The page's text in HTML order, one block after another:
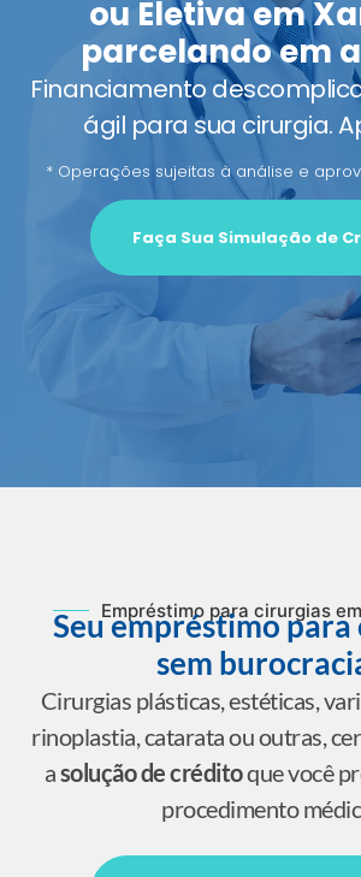
ou Eletiva em
parcelando em
Financiamento
ágil para sua cirurgia.
* Operações sujeitas à análise e
Faça Sua Simulação de
Empréstimo para cirurgias
Seu empréstimo para
sem
Cirurgias plásticas, estéticas,
rinoplastia, catarata ou outras,
asolução de créditoque você
procedimento